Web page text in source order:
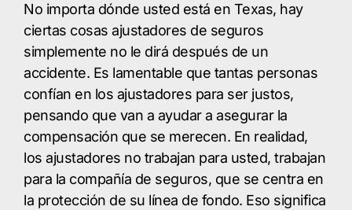
No importa dónde usted está en Texas, hay
ciertas cosas ajustadores de seguros
simplemente no le dirá después de un
accidente. Es lamentable que tantas personas
confían en los ajustadores para ser justos,
pensando que van a ayudar a asegurar la
compensación que se merecen. En realidad,
los ajustadores no trabajan para usted, trabajan
para la compañía de seguros, que se centra en
la protección de su línea de fondo. Eso significa